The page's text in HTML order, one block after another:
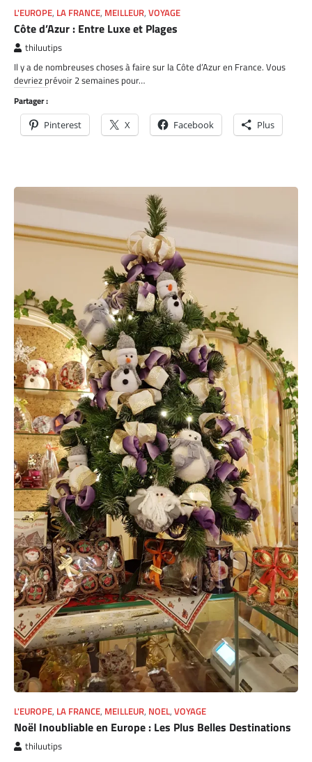
L'EUROPE, LA FRANCE, MEILLEUR, VOYAGE
Côte d’Azur : Entre Luxe et Plages
thiluutips
Il y a de nombreuses choses à faire sur la Côte d’Azur en France. Vous
devriez prévoir 2 semaines pour…
Partager :
Pinterest X Facebook Plus
L'EUROPE, LA FRANCE, MEILLEUR, NOEL, VOYAGE
Noël Inoubliable en Europe : Les Plus Belles Destinations
thiluutips